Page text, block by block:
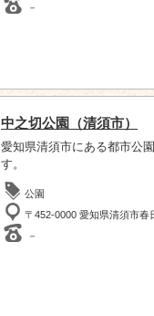
－
中之切公園（清須市）
愛知県清須市にある都市公
す。
公園
〒452-0000 愛知県清須市春
－